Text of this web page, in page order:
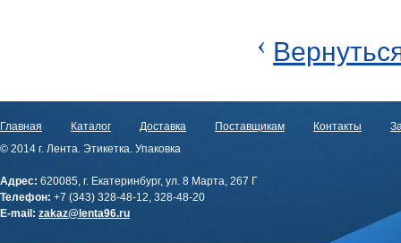
‹
Главная Каталог Доставка Поставщикам Контакты
© 2014 г. Лента. Этикетка. Упаковка
Адрес: 620085, г. Екатеринбург, ул. 8 Марта, 267 Г
Телефон: +7 (343) 328-48-12, 328-48-20
E-mail: zakaz@lenta96.ru